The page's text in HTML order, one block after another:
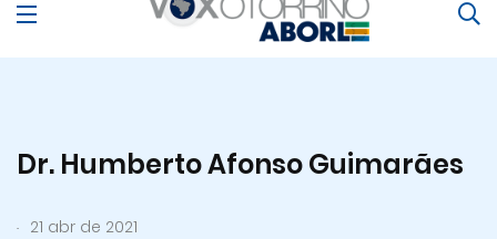
Dr. Humberto Afonso Guimarães
. 21 abr de 2021